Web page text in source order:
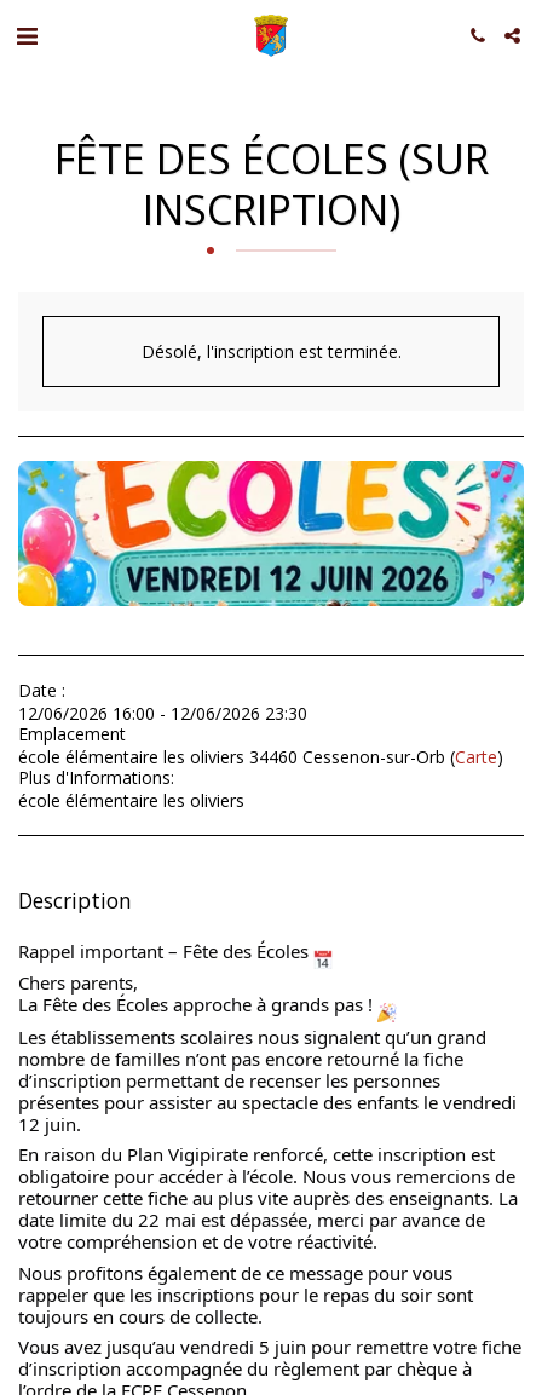
FÊTE DES ÉCOLES (SUR
INSCRIPTION)
Désolé, l'inscription est terminée.
Date :
12/06/2026 16:00 - 12/06/2026 23:30
Emplacement
école élémentaire les oliviers 34460 Cessenon-sur-Orb (Carte)
Plus d'Informations:
école élémentaire les oliviers
Description
Rappel important – Fête des Écoles
Chers parents,
La Fête des Écoles approche à grands pas !
Les établissements scolaires nous signalent qu’un grand
nombre de familles n’ont pas encore retourné la fiche
d’inscription permettant de recenser les personnes
présentes pour assister au spectacle des enfants le vendredi
12 juin.
En raison du Plan Vigipirate renforcé, cette inscription est
obligatoire pour accéder à l’école. Nous vous remercions de
retourner cette fiche au plus vite auprès des enseignants. La
date limite du 22 mai est dépassée, merci par avance de
votre compréhension et de votre réactivité.
Nous profitons également de ce message pour vous
rappeler que les inscriptions pour le repas du soir sont
toujours en cours de collecte.
Vous avez jusqu’au vendredi 5 juin pour remettre votre fiche
d’inscription accompagnée du règlement par chèque à